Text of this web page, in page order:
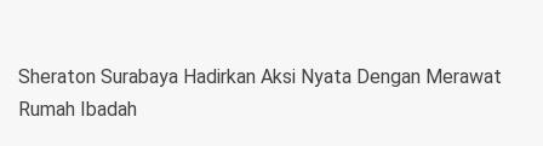
Sheraton Surabaya Hadirkan Aksi Nyata Dengan Merawat
Rumah Ibadah